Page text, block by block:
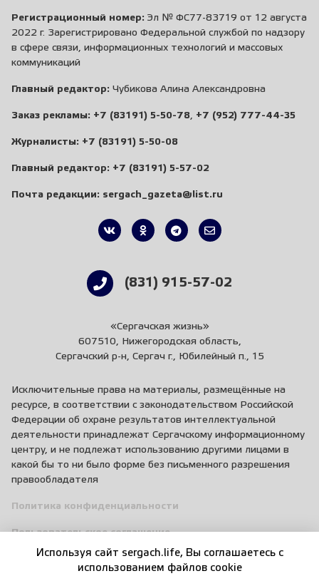
Регистрационный номер: Эл № ФС77-83719 от 12 августа
2022 г. Зарегистрировано Федеральной службой по надзору
в сфере связи, информационных технологий и массовых
коммуникаций
Главный редактор: Чубикова Алина Александровна
Заказ рекламы: +7 (83191) 5-50-78 +7 (952) 777-44-35
Журналисты: +7 (83191) 5-50-08
Главный редактор: +7 (83191) 5-57-02
Почта редакции: sergach_gazeta@list.ru
(831) 915-57-02
«Сергачская жизнь»
607510, Нижегородская область,
Сергачский р-н, Сергач г., Юбилейный п., 15
Исключительные права на материалы, размещённые на
ресурсе, в соответствии с законодательством Российской
Федерации об охране результатов интеллектуальной
деятельности принадлежат Сергачскому информационному
центру, и не подлежат использованию другими лицами в
какой бы то ни было форме без письменного разрешения
правообладателя
Политика конфиденциальности
Пользовательское соглашение
Правила общения
Используя сайт sergach.life, Вы соглашаетесь c
использованием файлов cookie